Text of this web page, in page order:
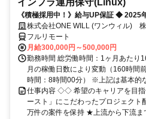
インフラ運用保守(Linux)
《積極採用中！》給与UP保証 ◆
◆ 平均残業7時間！
株式会社ONE WILL (ワンウィル)
フルリモート
月給300,000円～500,000円
勤務時間 総労働時間：1ヶ月あたり
月の稼働日数により変動（160時間
時間：8時間00分） ※上記は基本的
仕事内容 ◇◇ 希望のキャリアを目
ースト」にこだわったプロジェク
万件の案件を保持 ★上流から下流ま